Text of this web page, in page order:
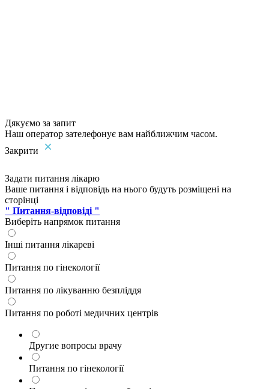
Дякуємо за запит
Наш оператор зателефонує вам найближчим часом.
Закрити
Задати питання лікарю
Ваше питання і відповідь на нього будуть розміщені на
сторінці
" Питання-відповіді "
Виберіть напрямок питання
Інші питання лікареві
Питання по гінекології
Питання по лікуванню безпліддя
Питання по роботі медичних центрів
Другие вопросы врачу
Питання по гінекології